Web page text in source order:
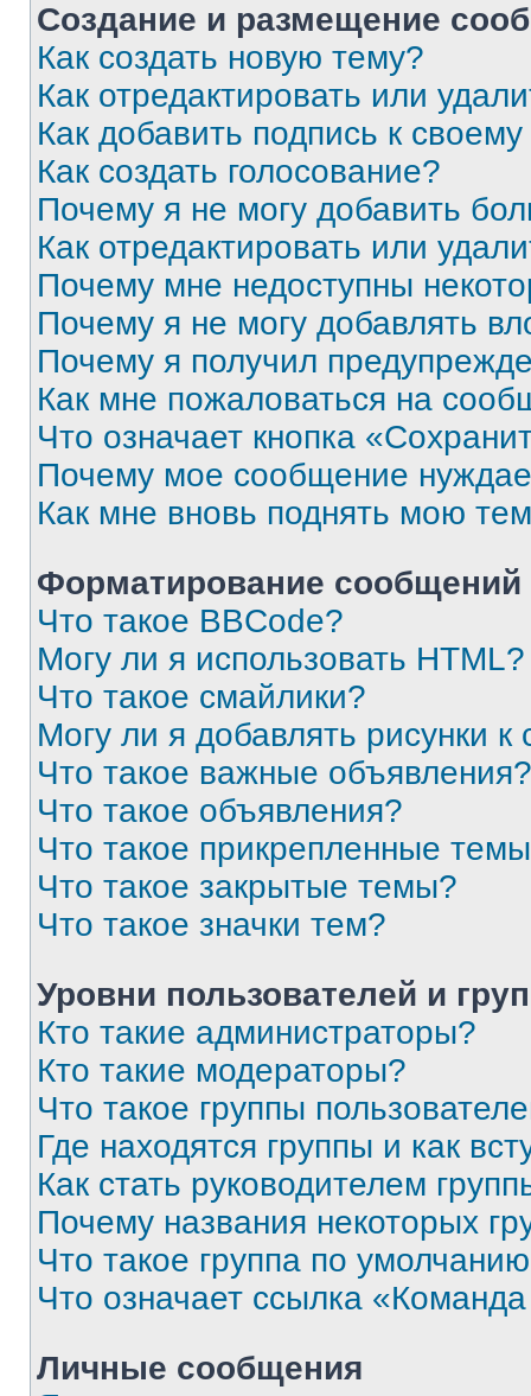
Создание и размещение
Как создать новую тему?
Как отредактировать или
Как добавить подпись к
Как создать голосование?
Почему я не могу добавить
Как отредактировать или
Почему мне недоступны
Почему я не могу добавлять
Почему я получил
Как мне пожаловаться на
Что означает кнопка
Почему мое сообщение
Как мне вновь поднять мою
Форматирование
Что такое BBCode?
Могу ли я использовать HTML?
Что такое смайлики?
Могу ли я добавлять рисунки
Что такое важные объявления?
Что такое объявления?
Что такое прикрепленные
Что такое закрытые темы?
Что такое значки тем?
Уровни пользователей и
Кто такие администраторы?
Кто такие модераторы?
Что такое группы
Где находятся группы и как
Как стать руководителем
Почему названия некоторых
Что такое группа по
Что означает ссылка
Личные сообщения